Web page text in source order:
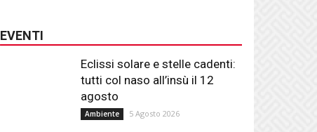
EVENTI
Eclissi solare e stelle cadenti:
tutti col naso all’insù il 12
agosto
Ambiente 5 Agosto 2026